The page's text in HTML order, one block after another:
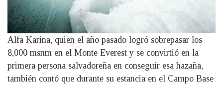
Alfa Karina, quien el año pasado logró sobrepasar los
8,000 msnm en el Monte Everest y se convirtió en la
primera persona salvadoreña en conseguir esa hazaña,
también contó que durante su estancia en el Campo Base